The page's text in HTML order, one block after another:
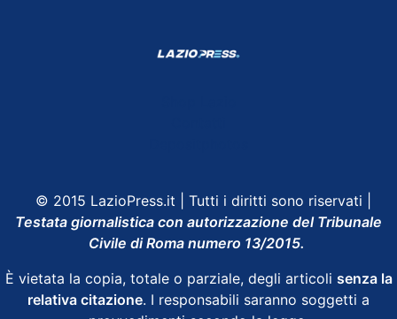
© 2015 LazioPress.it | Tutti i diritti sono riservati |
Testata giornalistica con autorizzazione del Tribunale
Civile di Roma numero 13/2015.
È vietata la copia, totale o parziale, degli articoli senza la
relativa citazione. I responsabili saranno soggetti a